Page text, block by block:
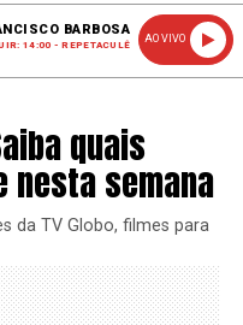
BARBOSA
14:00 - REPETACULÊ
AO VIVO
quais
nesta semana
da TV Globo, filmes para